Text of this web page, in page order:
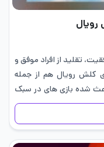
رویال
تقلید از افراد موفق و
کلش رویال هم از جمله
شده بازی های در سبک